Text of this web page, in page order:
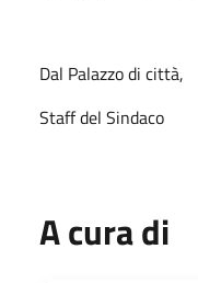
Dal Palazzo di città,
Staff del Sindaco
A cura di